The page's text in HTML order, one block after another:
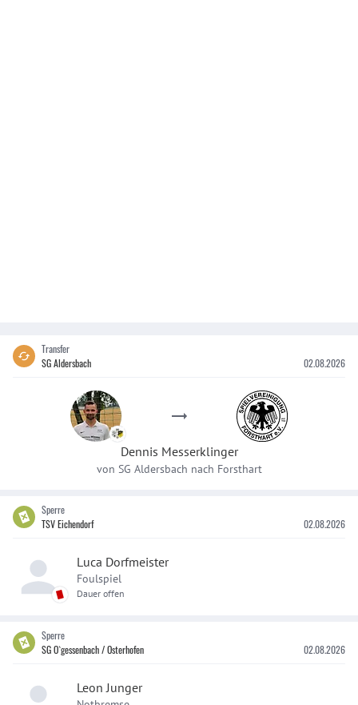
Transfer
SG Aldersbach
02.08.2026
Dennis Messerklinger
von SG Aldersbach nach Forsthart
Sperre
TSV Eichendorf
02.08.2026
Luca Dorfmeister
Foulspiel
Dauer offen
Sperre
SG O`gessenbach / Osterhofen
02.08.2026
Leon Junger